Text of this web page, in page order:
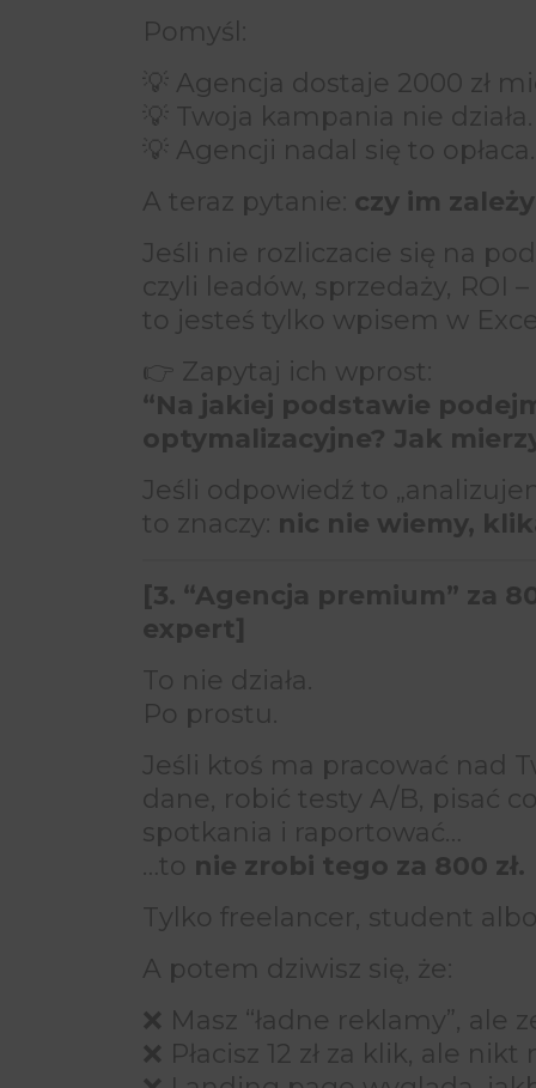
Pomyśl:
💡 Agencja dostaje 2000 zł
💡 Twoja kampania nie działa.
💡 Agencji nadal się to opłaca.
A teraz pytanie: czy im
Jeśli nie rozliczacie się na
czyli leadów, sprzedaży, ROI –
to jesteś tylko wpisem w
👉 Zapytaj ich wprost:
“Na jakiej podstawie
optymalizacyjne? Jak
Jeśli odpowiedź to
to znaczy: nic nie wiemy,
[3. “Agencja premium” za
expert]
To nie działa.
Po prostu.
Jeśli ktoś ma pracować nad
dane, robić testy A/B, pisać
spotkania i raportować…
…to nie zrobi tego za 800 zł.
Tylko freelancer, student
A potem dziwisz się, że:
❌ Masz “ładne reklamy”, ale
❌ Płacisz 12 zł za klik, ale